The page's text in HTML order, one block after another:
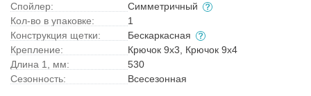
Спойлер:
Симметричный
Кол-во в упаковке:
1
Конструкция щетки:
Бескаркасная
Крепление:
Крючок 9x3, Крючок 9x4
Длина 1, мм:
530
Сезонность:
Всесезонная